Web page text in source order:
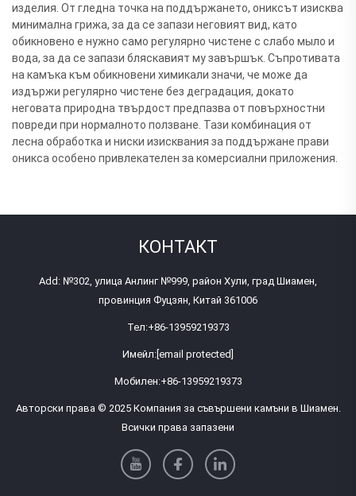
изделия. От гледна точка на поддържането, ониксът изисква
минимална грижа, за да се запази неговият вид, като
обикновено е нужно само регулярно чистене с слабо мыло и
вода, за да се запази бляскавият му завършък. Съпротивата
на камъка към обикновени химикали значи, че може да
издържи регулярно чистене без деградация, докато
неговата природна твърдост предпазва от повърхностни
повреди при нормалното ползване. Тази комбинация от
лесна обработка и ниски изисквания за поддържане прави
оникса особено привлекателен за комерсиални приложения.
КОНТАКТ
Add: №302, улица Анлинг №999, район Хули, град Шиамен,
провинция Фуцзян, Китай 361006
Тел:+86-13959219373
Имейл: [email protected]
Мобилен:+86-13959219373
Авторски права © 2025 Компания за съвършени камъни в Шиамен.
Всички права запазени